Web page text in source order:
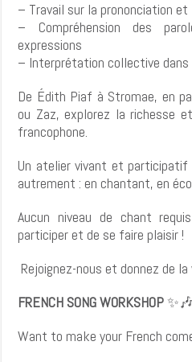
– Travail sur la prononciation
– Compréhension des
expressions
– Interprétation collective dans
De Édith Piaf à Stromae, en
ou Zaz, explorez la richesse
francophone.
Un atelier vivant et participatif
autrement : en chantant, en
Aucun niveau de chant
participer et de se faire plaisir !
Rejoignez-nous et donnez de
FRENCH SONG WORKSHOP✨🎶
Want to make your French